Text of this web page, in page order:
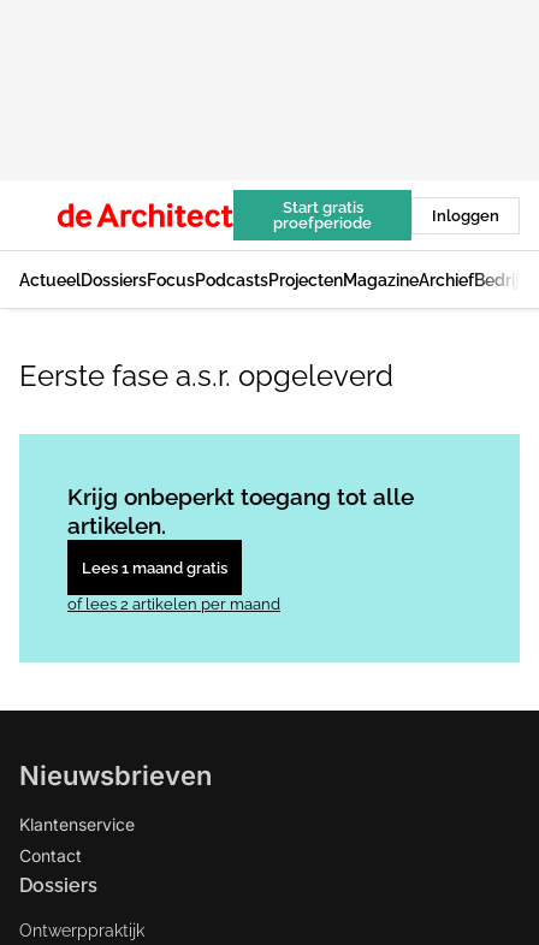
Start gratis
proefperiode
Inloggen
ActueelDossiersFocusPodcastsProjectenMagazineArchief
Eerste fase a.s.r. opgeleverd
Krijg onbeperkt toegang tot alle
artikelen.
Lees 1 maand gratis
of lees 2 artikelen per maand
Nieuwsbrieven
Klantenservice
Contact
Dossiers
Ontwerppraktijk